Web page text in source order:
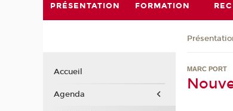
PRÉSENTATION FORMATION
MARC PORT
Accueil
Agenda